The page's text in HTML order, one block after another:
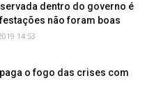
dentro do governo é
não foram boas
14:53
o fogo das crises com